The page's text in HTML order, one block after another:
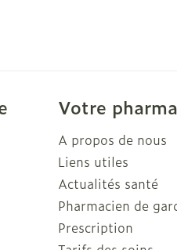
Votre
A propos de nous
Liens utiles
Actualités santé
Pharmacien de
Prescription